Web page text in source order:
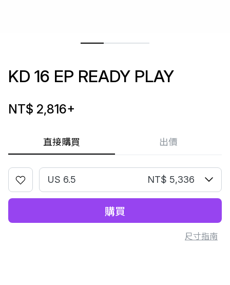
直接購買 出價
KD 16 EP READY PLAY
NT$ 2,816+
US 6.5 NT$ 5,336
購買
尺寸指南